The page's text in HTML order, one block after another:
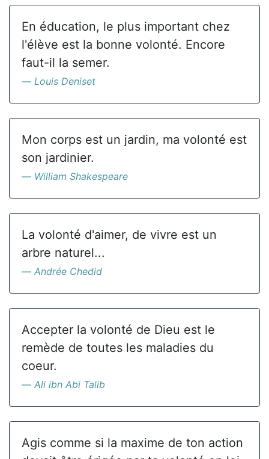
En éducation, le plus important chez
l'élève est la bonne volonté. Encore
faut-il la semer.
Louis Deniset
Mon corps est un jardin, ma volonté est
son jardinier.
William Shakespeare
La volonté d'aimer, de vivre est un
arbre naturel...
Andrée Chedid
Accepter la volonté de Dieu est le
remède de toutes les maladies du
coeur.
Ali ibn Abi Talib
Agis comme si la maxime de ton action